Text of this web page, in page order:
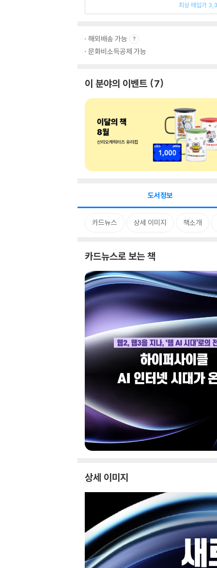
최상 매입가
해외배송 가능
문화비소득공제 가능
이 분야의 이벤트 7
도서정보
카드뉴스 상세 이미지 책소개
카드뉴스로 보는 책
상세 이미지